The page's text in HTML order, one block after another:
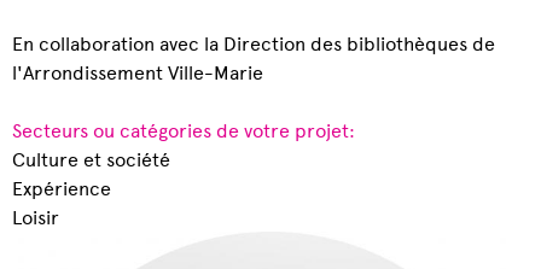
En collaboration avec la Direction des bibliothèques de
l'Arrondissement Ville-Marie
Secteurs ou catégories de votre projet:
Culture et société
Expérience
Loisir